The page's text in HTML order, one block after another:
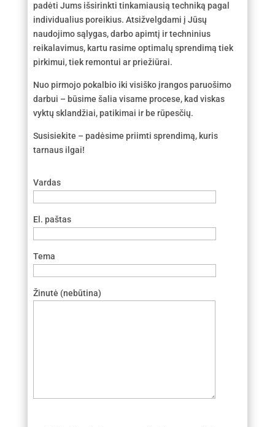
padėti Jums išsirinkti tinkamiausią techniką pagal
individualius poreikius. Atsižvelgdami į Jūsų
naudojimo sąlygas, darbo apimtį ir techninius
reikalavimus, kartu rasime optimalų sprendimą tiek
pirkimui, tiek remontui ar priežiūrai.
Nuo pirmojo pokalbio iki visiško įrangos paruošimo
darbui – būsime šalia visame procese, kad viskas
vyktų sklandžiai, patikimai ir be rūpesčių.
Susisiekite – padėsime priimti sprendimą, kuris
tarnaus ilgai!
Vardas
El. paštas
Tema
Žinutė (nebūtina)